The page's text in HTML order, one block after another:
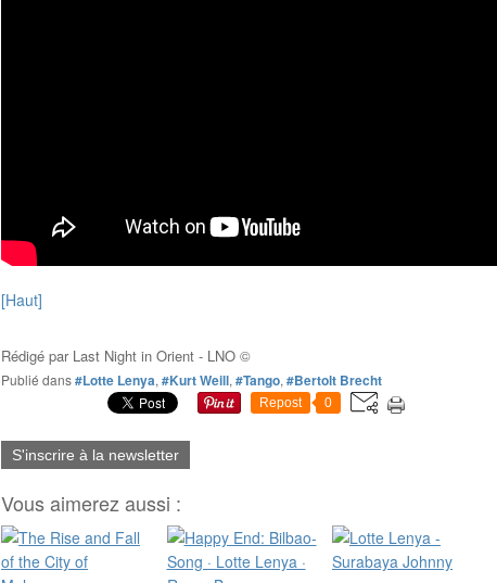
[Haut]
Rédigé par Last Night in Orient - LNO ©
Publié dans#Lotte Lenya, #Kurt Weill, #Tango, #Bertolt Brecht
Repost 0
S'inscrire à la newsletter
Vous aimerez aussi :